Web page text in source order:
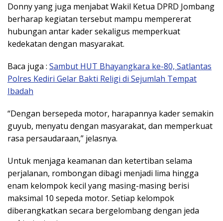
Donny yang juga menjabat Wakil Ketua DPRD Jombang
berharap kegiatan tersebut mampu mempererat
hubungan antar kader sekaligus memperkuat
kedekatan dengan masyarakat.
Baca juga : Sambut HUT Bhayangkara ke-80, Satlantas
Polres Kediri Gelar Bakti Religi di Sejumlah Tempat
Ibadah
“Dengan bersepeda motor, harapannya kader semakin
guyub, menyatu dengan masyarakat, dan memperkuat
rasa persaudaraan,” jelasnya.
Untuk menjaga keamanan dan ketertiban selama
perjalanan, rombongan dibagi menjadi lima hingga
enam kelompok kecil yang masing-masing berisi
maksimal 10 sepeda motor. Setiap kelompok
diberangkatkan secara bergelombang dengan jeda